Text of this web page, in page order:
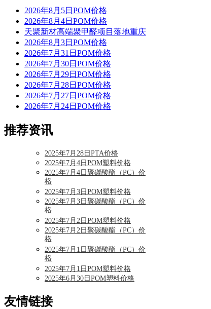
2026年8月5日POM价格
2026年8月4日POM价格
天聚新材高端聚甲醛项目落地重庆
2026年8月3日POM价格
2026年7月31日POM价格
2026年7月30日POM价格
2026年7月29日POM价格
2026年7月28日POM价格
2026年7月27日POM价格
2026年7月24日POM价格
推荐资讯
2025年7月28日PTA价格
2025年7月4日POM塑料价格
2025年7月4日聚碳酸酯（PC）价
格
2025年7月3日POM塑料价格
2025年7月3日聚碳酸酯（PC）价
格
2025年7月2日POM塑料价格
2025年7月2日聚碳酸酯（PC）价
格
2025年7月1日聚碳酸酯（PC）价
格
2025年7月1日POM塑料价格
2025年6月30日POM塑料价格
友情链接